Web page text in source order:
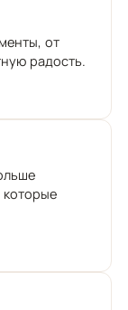
от
радость.
которые